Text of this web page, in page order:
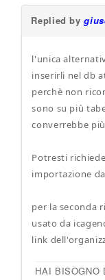
Replied by
l'unica
inserirli nel db
perchè non
sono su più
converrebbe
Potresti
importazione
per la seconda
usato da
link
HAI BISOGNO